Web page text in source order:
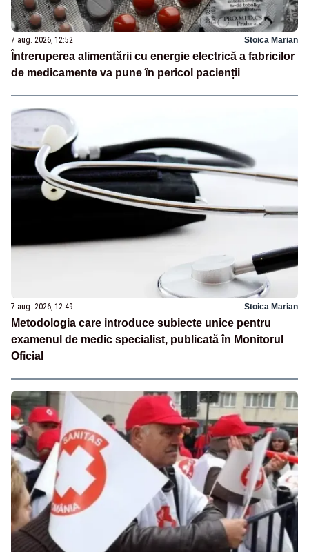
7 aug. 2026, 12:52 Stoica Marian
Întreruperea alimentării cu energie electrică a fabricilor
de medicamente va pune în pericol pacienții
7 aug. 2026, 12:49 Stoica Marian
Metodologia care introduce subiecte unice pentru
examenul de medic specialist, publicată în Monitorul
Oficial